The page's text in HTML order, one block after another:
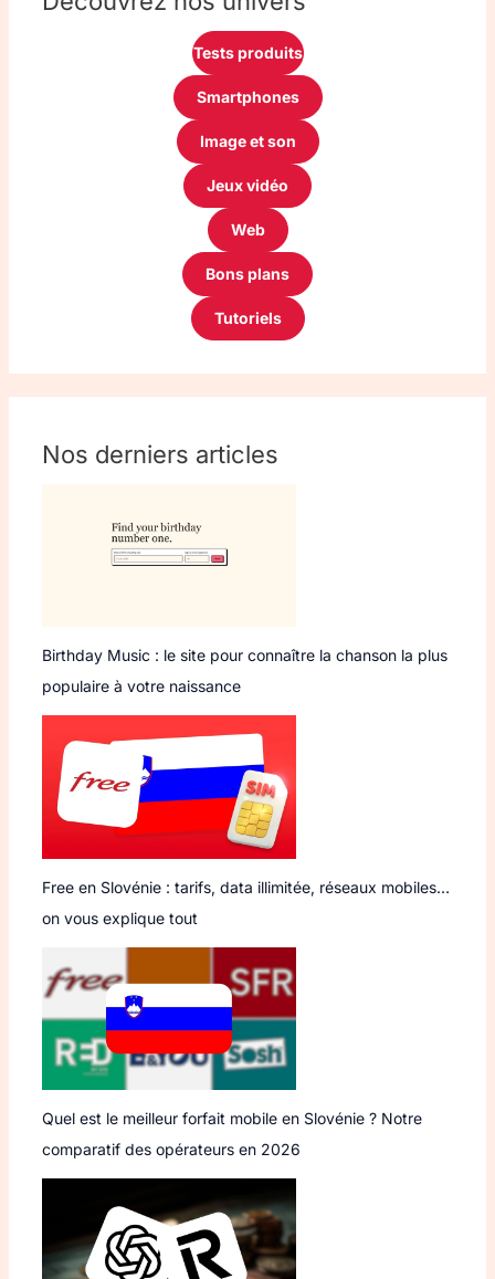
Tests produits
Smartphones
Image et son
Jeux vidéo
Web
Bons plans
Tutoriels
Nos derniers articles
Birthday Music : le site pour connaître la chanson la plus
populaire à votre naissance
Free en Slovénie : tarifs, data illimitée, réseaux mobiles…
on vous explique tout
Quel est le meilleur forfait mobile en Slovénie ? Notre
comparatif des opérateurs en 2026